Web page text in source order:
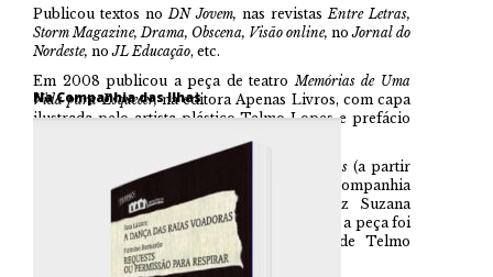
Publicou textos noDN Jovem, nas revistas Entre Letras,
Storm Magazine, Drama, Obscena, Visão online, no Jornal do
Nordeste, noJL Educação, etc.
Em 2008 publicou a peça de teatroMemórias de Uma
Vida para Esquecer,na editora Apenas Livros, com capa
ilustrada pelo artista plástico Telmo Lopes e prefácio
Em 2009-2010 escreveu
As Grandes Dionísias (a partir
As Bacantesde Eurípides), para a companhia
Smupalenses, em co-autoria com a actriz Suzana
Branco, que encenou o espectáculo. Em 2013 a peça foi
publicada na Apenas Livros, com capa de Telmo
Na Companhia das Ilhas